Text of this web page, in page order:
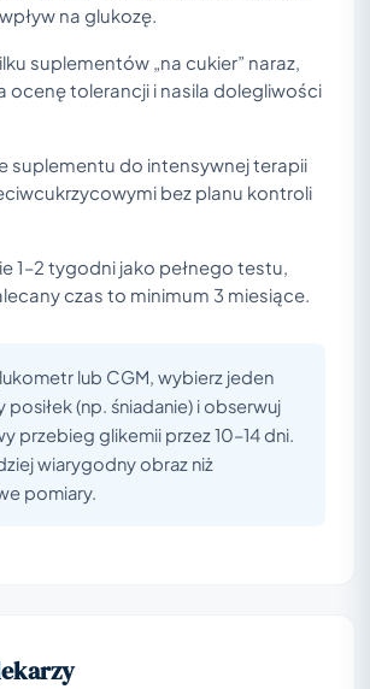
na glukozę.
suplementów „na cukier” naraz,
ocenę tolerancji i nasila dolegliwości
suplementu do intensywnej terapii
bez planu kontroli
1–2 tygodni jako pełnego testu,
czas to minimum 3 miesiące.
lub CGM, wybierz jeden
posiłek (np. śniadanie) i obserwuj
przebieg glikemii przez 10–14 dni.
wiarygodny obraz niż
pomiary.